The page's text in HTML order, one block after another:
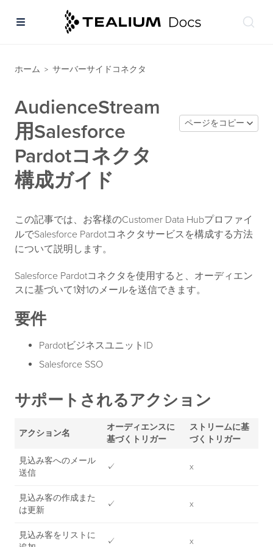
ホーム > サーバーサイドコネクタ
AudienceStream
用Salesforce
Pardotコネクタ
構成ガイド
ページをコピー
この記事では、お客様のCustomer Data Hubプロファイ
ルでSalesforce Pardotコネクタサービスを構成する方法
について説明します。
Salesforce Pardotコネクタを使用すると、オーディエン
スに基づいて1対1のメールを送信できます。
要件
PardotビジネスユニットID
Salesforce SSO
サポートされるアクション
アクション名
オーディエンスに
基づくトリガー
ストリームに基
づくトリガー
見込み客へのメール
送信
✓ x
見込み客の作成また
は更新
✓ x
見込み客をリストに
✓ x